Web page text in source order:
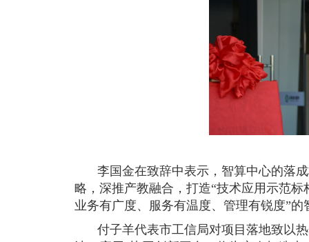
李国金在致辞中表示，智算中心的落
略，深推产教融合，打造“技术应用示范
业务有广度、服务有温度、管理有锐度”
付子羊代表市工信局对项目落地致以